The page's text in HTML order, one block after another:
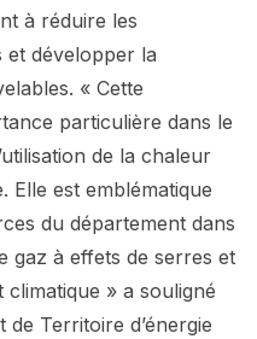
à réduire les
et développer la
« Cette
particulière dans le
de la chaleur
est emblématique
du département dans
gaz à effets de serres et
» a souligné
Territoire d’énergie